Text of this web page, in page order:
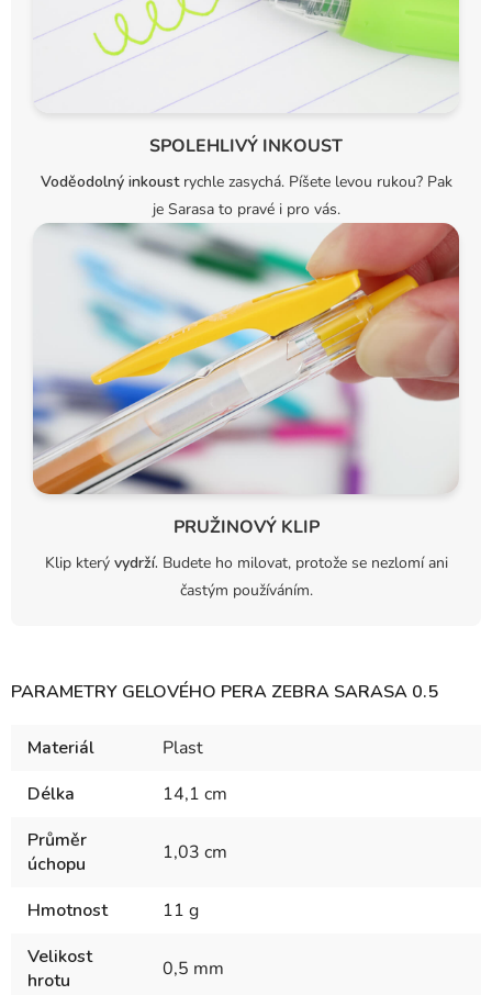
SPOLEHLIVÝ INKOUST
Voděodolný inkoustrychle zasychá. Píšete levou rukou? Pak
je Sarasa to pravé i pro vás.
PRUŽINOVÝ KLIP
Klip který vydrží. Budete ho milovat, protože se nezlomí ani
častým používáním.
PARAMETRY GELOVÉHO PERA ZEBRA SARASA 0.5
Materiál
Plast
Délka
14,1 cm
Průměr
úchopu
1,03 cm
Hmotnost
11 g
Velikost
hrotu
0,5 mm